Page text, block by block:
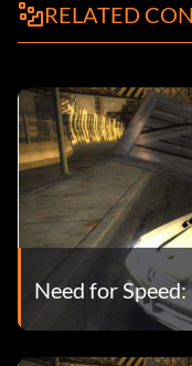
RELATED
Need for